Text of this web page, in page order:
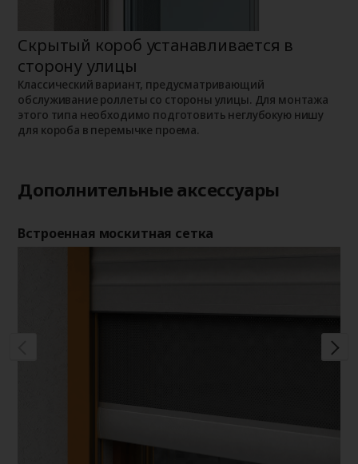
Скрытый короб устанавливается в
сторону улицы
Классический вариант, предусматривающий
обслуживание роллеты со стороны улицы. Для монтажа
этого типа необходимо подготовить неглубокую нишу
для короба в перемычке проема.
Дополнительные аксессуары
Встроенная москитная сетка